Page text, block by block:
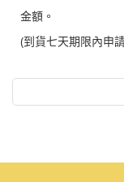
金額。
(到貨七天期限內申